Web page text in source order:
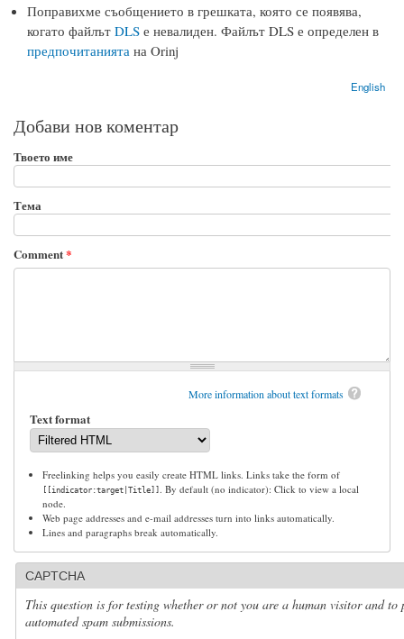
Поправихме съобщението в грешката, която се появява,
когато файлът DLS е невалиден. Файлът DLS е определен в
предпочитанията на Orinj
English
Добави нов коментар
Твоето име
Тема
Comment*
More information about text formats
Text format
Freelinking helps you easily create HTML links. Links take the form of
[[indicator:target|Title]]
. By default (no indicator): Click to view a local
node.
Web page addresses and e-mail addresses turn into links automatically.
Lines and paragraphs break automatically.
CAPTCHA
This question is for testing whether or not you are a human visitor and to
automated spam submissions.